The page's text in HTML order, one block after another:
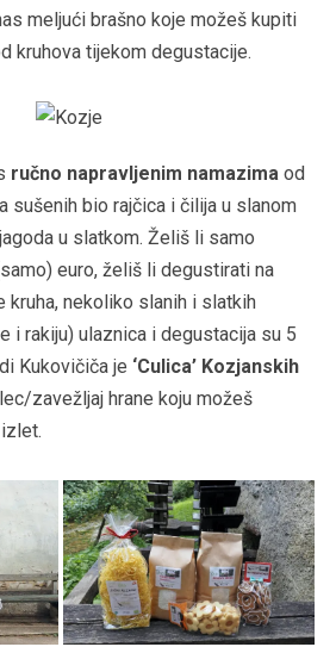
meljući brašno koje možeš kupiti
kruhova tijekom degustacije.
ručno napravljenim namazimaod
sušenih bio rajčica i čilija u slanom
u slatkom. Želiš li samo
euro, želiš li degustirati na
kruha, nekoliko slanih i slatkih
i rakiju) ulaznica i degustacija su 5
Kukovičiča je ‘Culica’ Kozjanskih
zavežljaj hrane koju možeš